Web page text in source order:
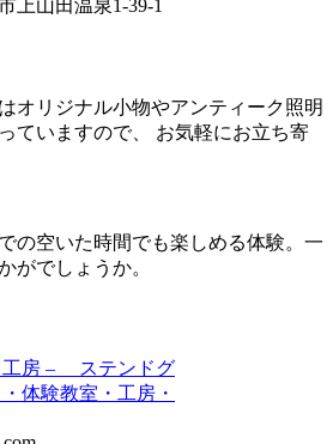
上山田温泉1-39-1
オリジナル小物やアンティーク照明
ていますので、 お気軽にお立ち寄
の空いた時間でも楽しめる体験。一
がでしょうか。
工房 – ステンドグ
体験教室・工房・